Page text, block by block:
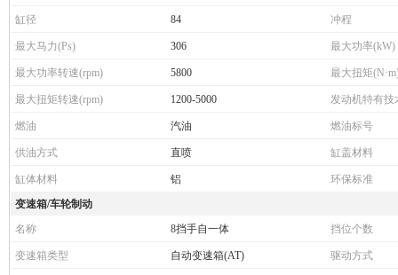
缸径 84 冲程
最大马力(Ps) 306 最大功率(kW)
最大功率转速(rpm) 5800 最大扭矩
最大扭矩转速(rpm) 1200-5000 发动机特有技
燃油 汽油 燃油标号
供油方式 直喷 缸盖材料
缸体材料 铝
环保标准
变速箱/车轮制动
名称
8挡手自一体 挡位个数
变速箱类型 自动变速箱(AT) 驱动方式